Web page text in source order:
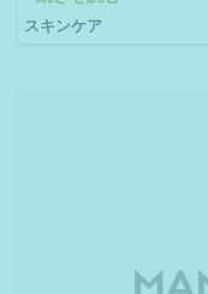
スキンケア